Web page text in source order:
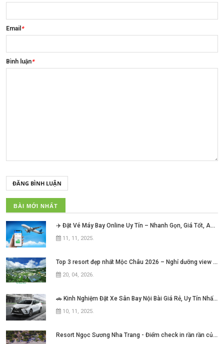
Email *
Bình luận*
ĐĂNG BÌNH LUẬN
BÀI MỚI NHẤT
✈️ Đặt Vé Máy Bay Online Uy Tín – Nhanh Gọn, Giá Tốt, An Tâm Mỗi Hành Trình!
11, 11, 2025.
Top 3 resort đẹp nhất Mộc Châu 2026 – Nghỉ dưỡng view núi cực chill không thể bỏ lỡ
20, 04, 2026.
🚗 Kinh Nghiệm Đặt Xe Sân Bay Nội Bài Giá Rẻ, Uy Tín Nhất Hiện Nay
10, 11, 2025.
Resort Ngọc Sương Nha Trang - Điểm check in rần rần của những tín đồ mê phim Việt